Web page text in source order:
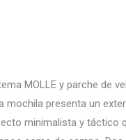
MOLLE y parche de
mochila presenta un
minimalista y táctico